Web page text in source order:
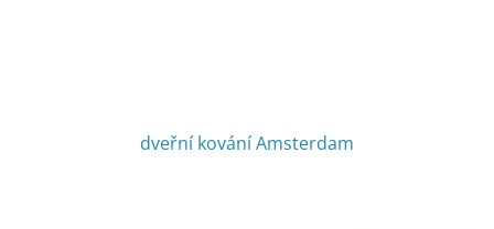
dveřní kování Amsterdam